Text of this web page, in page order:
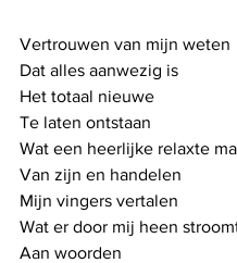
Vertrouwen van mijn weten
Dat alles aanwezig is
Het totaal nieuwe
Te laten ontstaan
Wat een heerlijke relaxte
Van zijn en handelen
Mijn vingers vertalen
Wat er door mij heen
Aan woorden